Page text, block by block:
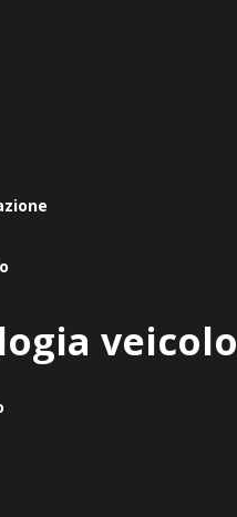
veicolo